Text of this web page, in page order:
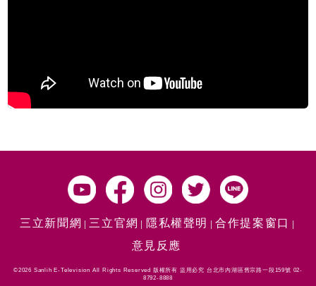
三立新聞網 三立官網 隱私權聲明
合作提案窗口
意見反應
©2026 Sanlih E-Television All Rights Reserved 版權所有 盜用必究 台北市內湖區舊宗路一段159號 02-
8792-8888